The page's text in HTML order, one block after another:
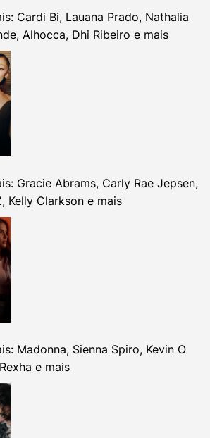
Cardi Bi, Lauana Prado, Nathalia
Alhocca, Dhi Ribeiro e mais
Gracie Abrams, Carly Rae Jepsen,
Kelly Clarkson e mais
Madonna, Sienna Spiro, Kevin O
e mais